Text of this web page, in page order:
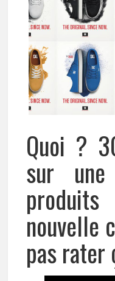
Quoi ?
sur
nouvelle
pas rater